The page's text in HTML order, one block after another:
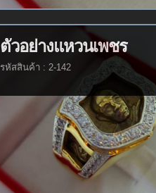
ตัวอย่างแหวนเพชร
รหัสสินค้า : 2-142